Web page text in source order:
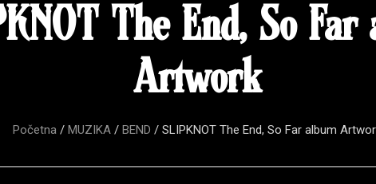
The End, So Far
Artwork
Početna / MUZIKA / BEND / SLIPKNOT The End, So Far album